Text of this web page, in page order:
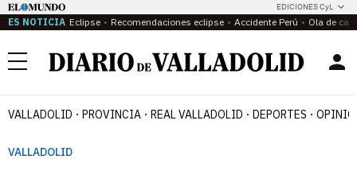
EDICIONES CyL
ES NOTICIA Eclipse Recomendaciones eclipse Accidente Perú Ola de
Menú
VALLADOLID PROVINCIA REAL VALLADOLID DEPORTES
VALLADOLID